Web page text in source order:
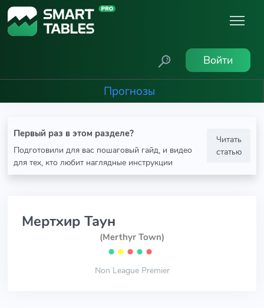
Войти
Прогнозы
Первый раз в этом разделе?
Подготовили для вас пошаговый гайд, и видео
для тех, кто любит наглядные инструкции
Читать
статью
Мертхир Таун
(Merthyr Town)
⬤ ⬤ ⬤ ⬤ ⬤
Non League Premier